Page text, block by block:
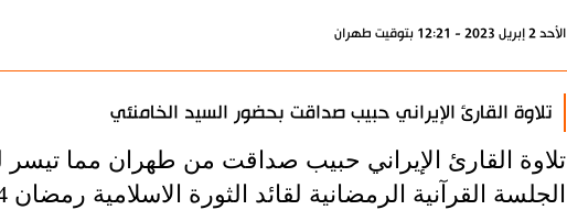
الأحد 2 إبريل 2023 - 12:21 بتوقيت طهران
تلاوة القارئ الإيراني حبيب صداقت بحضور السيد الخامنئي
تلاوة القارئ الإيراني حبيب صداقت من طهران مما
الجلسة القرآنية الرمضانية لقائد الثورة الاسلامية رمضان 1444.